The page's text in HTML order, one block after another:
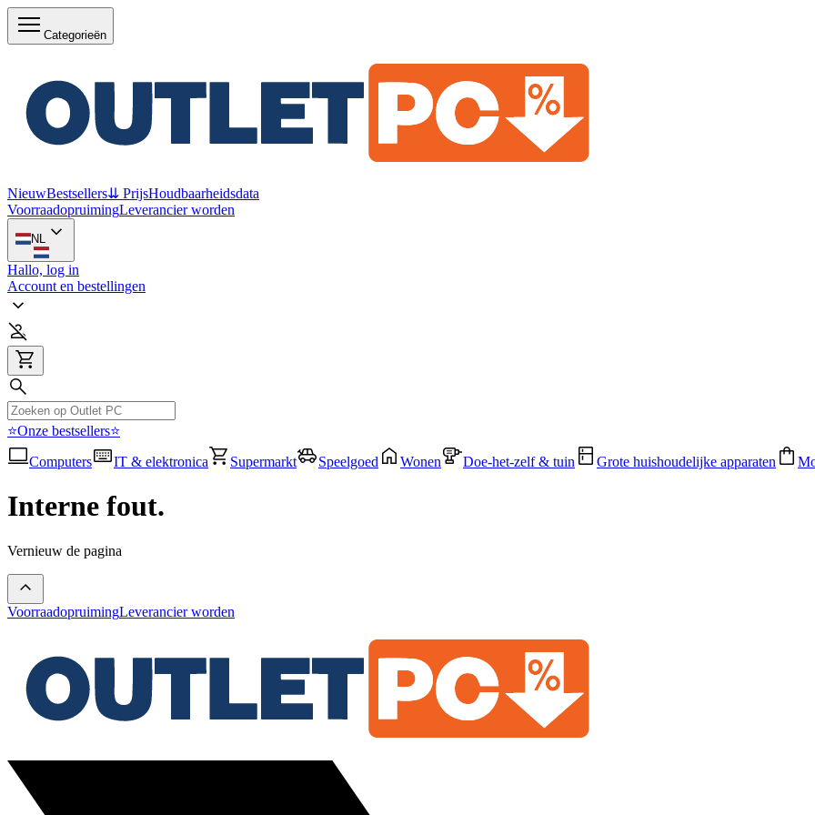
Categorieën
NieuwBestsellers⇊ PrijsHoudbaarheidsdata
VoorraadopruimingLeverancier worden
NL
Hallo, log in
Account en bestellingen
⭐Onze bestsellers⭐
Computers
IT & elektronica Supermarkt Speelgoed Wonen Doe-het-zelf & tuin Grote huishoudelijke apparaten
Interne fout.
Vernieuw de pagina
VoorraadopruimingLeverancier worden